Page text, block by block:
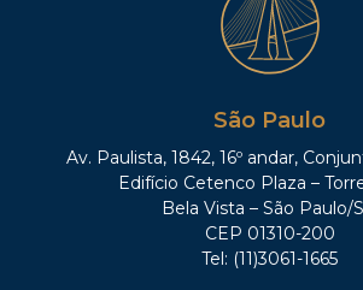
São Paulo
Av. Paulista, 1842, 16º andar,
Edifício Cetenco Plaza –
Bela Vista – São Paulo/
CEP 01310-200
Tel: (11)3061-1665